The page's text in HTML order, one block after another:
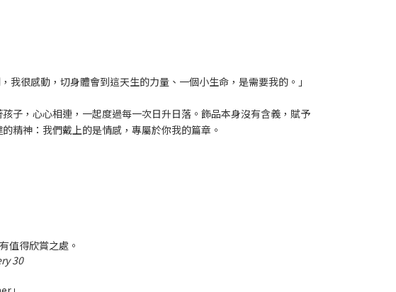
很感動，切身體會到這天生的力量、一個小生命，是需要我的。」
子，心心相連，一起度過每一次日升日落。飾品本身沒有含義，賦予
精神：我們戴上的是情感，專屬於你我的篇章。
值得欣賞之處。
30